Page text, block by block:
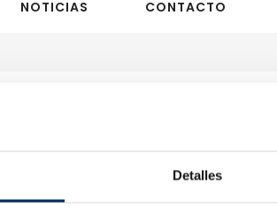
Detalles
NOTICIAS CONTACTO